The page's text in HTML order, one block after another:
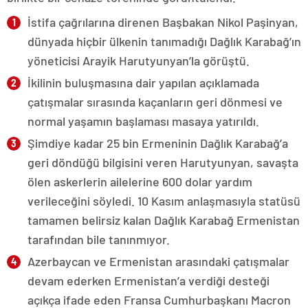
İstifa çağrılarına direnen Başbakan Nikol Paşinyan,
dünyada hiçbir ülkenin tanımadığı Dağlık Karabağ’ın
yöneticisi Arayik Harutyunyan’la görüştü.
İkilinin buluşmasına dair yapılan açıklamada
çatışmalar sırasında kaçanların geri dönmesi ve
normal yaşamın başlaması masaya yatırıldı.
Şimdiye kadar 25 bin Ermeninin Dağlık Karabağ’a
geri döndüğü bilgisini veren Harutyunyan, savaşta
ölen askerlerin ailelerine 600 dolar yardım
verileceğini söyledi. 10 Kasım anlaşmasıyla statüsü
tamamen belirsiz kalan Dağlık Karabağ Ermenistan
tarafından bile tanınmıyor.
Azerbaycan ve Ermenistan arasındaki çatışmalar
devam ederken Ermenistan’a verdiği desteği
açıkça ifade eden Fransa Cumhurbaşkanı Macron